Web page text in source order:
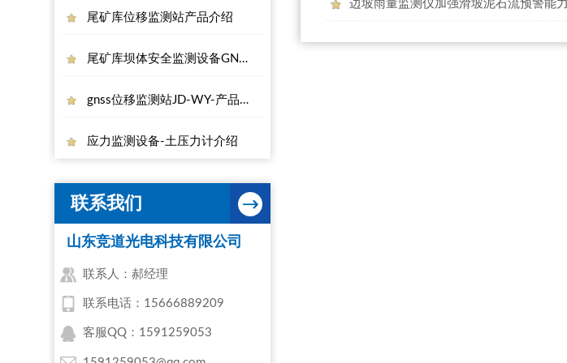
尾矿库位移监测站产品介绍
尾矿库坝体安全监测设备GNSS位移监测站
gnss位移监测站JD-WY-产品百科
应力监测设备-土压力计介绍
联系我们
山东竞道光电科技有限公司
联系人：郝经理
联系电话：15666889209
客服QQ：1591259053
边坡雨量监测仪加强滑坡泥石流预警能力